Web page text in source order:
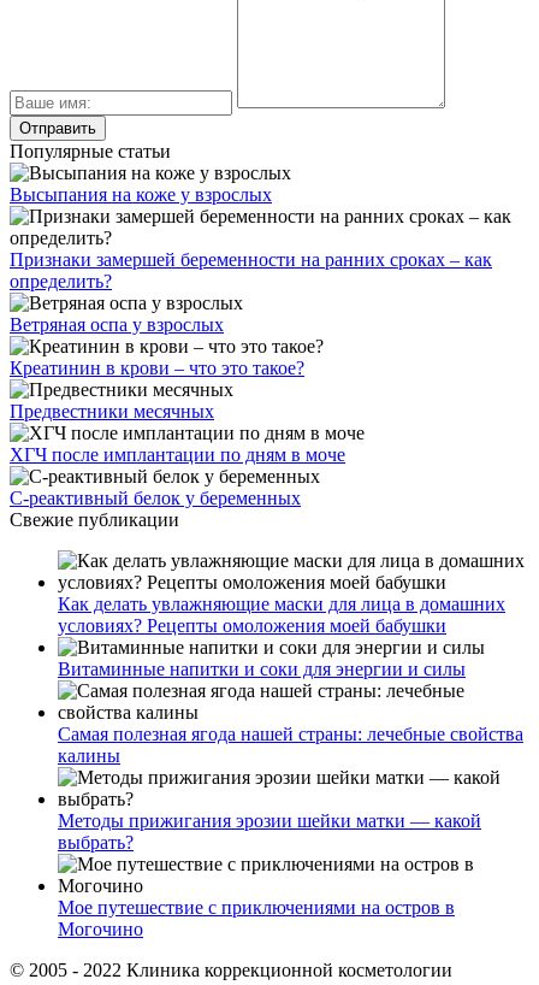
Популярные статьи
Высыпания на коже у взрослых
Признаки замершей беременности на ранних сроках – как
определить?
Ветряная оспа у взрослых
Креатинин в крови – что это такое?
Предвестники месячных
ХГЧ после имплантации по дням в моче
С-реактивный белок у беременных
Свежие публикации
Как делать увлажняющие маски для лица в домашних
условиях? Рецепты омоложения моей бабушки
Витаминные напитки и соки для энергии и силы
Самая полезная ягода нашей страны: лечебные свойства
калины
Методы прижигания эрозии шейки матки — какой
выбрать?
Мое путешествие с приключениями на остров в
Могочино
© 2005 - 2022 Клиника коррекционной косметологии